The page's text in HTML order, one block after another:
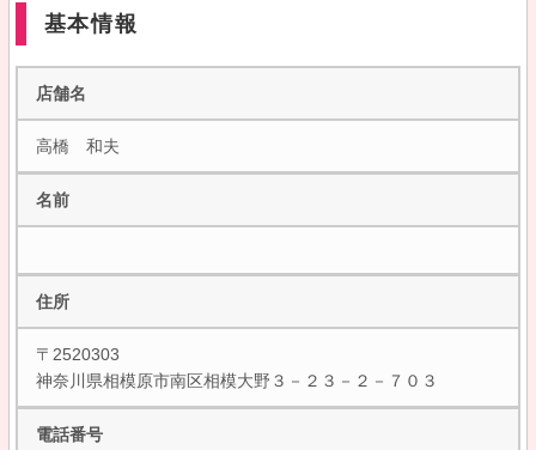
基本情報
店舗名
高橋 和夫
名前
住所
〒2520303
神奈川県相模原市南区相模大野３－２３－２－７０３
電話番号